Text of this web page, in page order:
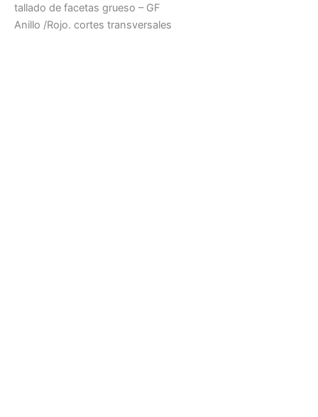
tallado de facetas grueso – GF
Anillo /Rojo. cortes transversales